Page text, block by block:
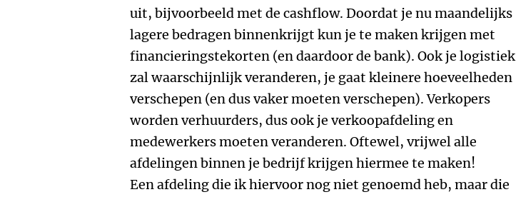
uit, bijvoorbeeld met de cashflow. Doordat je nu maandelijks
lagere bedragen binnenkrijgt kun je te maken krijgen met
financieringstekorten (en daardoor de bank). Ook je logistiek
zal waarschijnlijk veranderen, je gaat kleinere hoeveelheden
verschepen (en dus vaker moeten verschepen). Verkopers
worden verhuurders, dus ook je verkoopafdeling en
medewerkers moeten veranderen. Oftewel, vrijwel alle
afdelingen binnen je bedrijf krijgen hiermee te maken!
Een afdeling die ik hiervoor nog niet genoemd heb, maar die